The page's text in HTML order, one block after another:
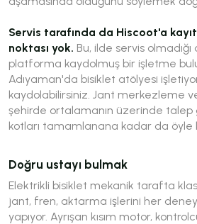
Servis tarafında da Hiscoot'a
noktası yok. Bu, ilde servis
platforma kaydolmuş bir işletme
Adıyaman'da bisiklet atölyesi
kaydolabilirsiniz. Jant merkezleme
şehirde ortalamanın üzerinde talep
kotları tamamlanana kadar da öyle
Doğru ustayı bulmak
Elektrikli bisiklet mekanik tarafta
jant, fren, aktarma işlerini her
yapıyor. Ayrışan kısım motor,